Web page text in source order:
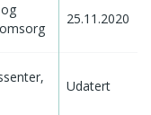
25.11.2020
Udatert